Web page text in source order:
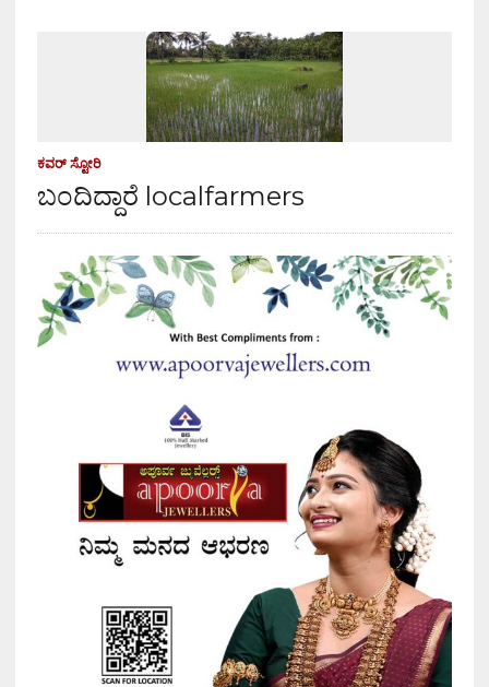
ಕವರ್ ಸ್ಟೋರಿ
ಬಂದಿದ್ದಾರೆ localfarmers